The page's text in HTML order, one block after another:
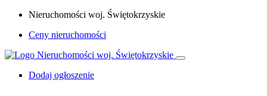
Nieruchomości woj. Świętokrzyskie
Ceny nieruchomości
Dodaj ogłoszenie